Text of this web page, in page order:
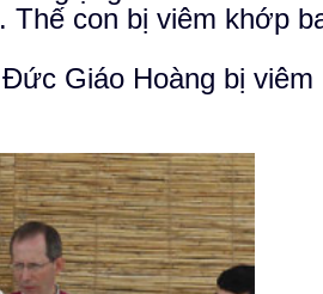
Thế con bị viêm khớp
Giáo Hoàng bị viêm